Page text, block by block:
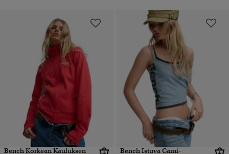
Bench Korkean Kauluksen
Bench Istuva Cami-